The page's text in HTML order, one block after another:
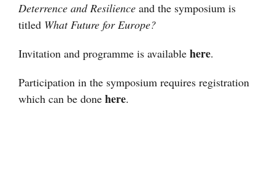
Deterrence and Resilience and the symposium is
titled What Future for Europe?
Invitation and programme is available here.
Participation in the symposium requires registration
which can be done here.